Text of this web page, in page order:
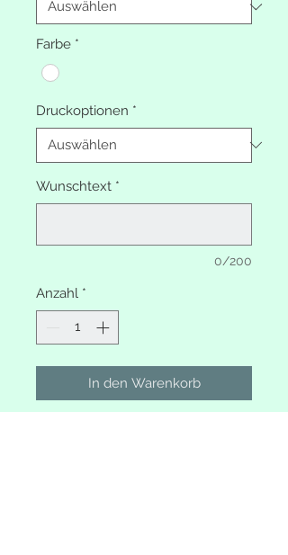
Farbe *
Druckoptionen *
Wunschtext *
0/200
Anzahl *
In den Warenkorb